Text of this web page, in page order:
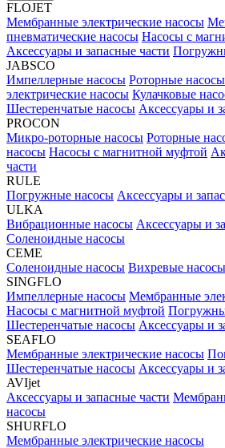
FLOJET
Мембранные электрические насосы
пневматические насосы Насосы с
Аксессуары и запасные части
JABSCO
Импеллерные насосы Роторные насосы
электрические насосы Кулачковые
Шестеренчатые насосы Аксессуары и
PROCON
Микро-роторные насосы Роторные
насосы Насосы с магнитной муфтой
части
RULE
Погружные насосы Аксессуары и
ULKA
Вибрационные насосы Аксессуары и
Соленоидные насосы
CEME
Соленоидные насосы Вихревые насосы
SINGFLO
Импеллерные насосы Мембранные
Насосы с магнитной муфтой
Шестеренчатые насосы Аксессуары и
SEAFLO
Мембранные электрические насосы
Шестеренчатые насосы Аксессуары и
AVIjet
Аксессуары и запасные части
насосы
SHURFLO
Мембранные электрические насосы